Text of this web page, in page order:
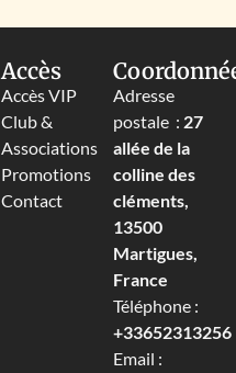
Accès
Accès VIP
Club &
Associations
Promotions
Contact
Adresse
postale : 27
allée de la
colline des
cléments,
13500
Martigues,
France
Téléphone :
+33652313256‬
Email :